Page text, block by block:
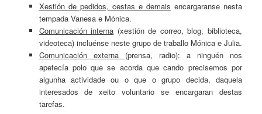
Xestión de pedidos, cestas e demais encargaranse nesta
tempada Vanesa e Mónica.
Comunicación interna (xestión de correo, blog, biblioteca,
videoteca) incluénse neste grupo de traballo Mónica e Julia.
Comunicación externa (prensa, radio): a ninguén nos
apetecía polo que se acorda que cando precisemos por
algunha actividade ou o que o grupo decida, daquela
interesados de xeito voluntario se encargaran destas
tarefas.